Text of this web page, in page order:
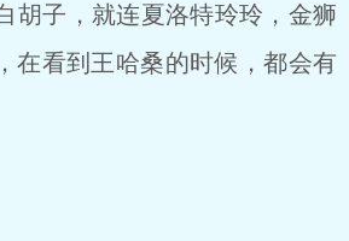
胡子，就连夏洛特玲玲，金狮
在看到王哈桑的时候，都会有